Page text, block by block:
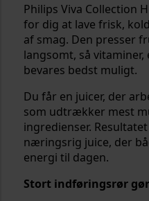
Philips Viva Collection
for dig at lave frisk,
af smag. Den presser
langsomt, så
bevares bedst muligt.
Du får en juicer, der
som udtrækker mest
ingredienser.
næringsrig juice, der
energi til dagen.
Stort indføringsrør